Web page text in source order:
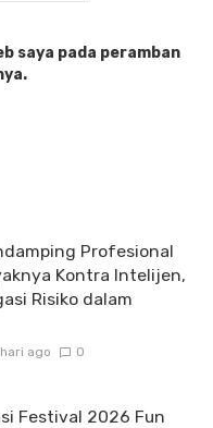
saya pada peramban
Profesional
Kontra Intelijen,
Risiko dalam
ago 0
Festival 2026 Fun